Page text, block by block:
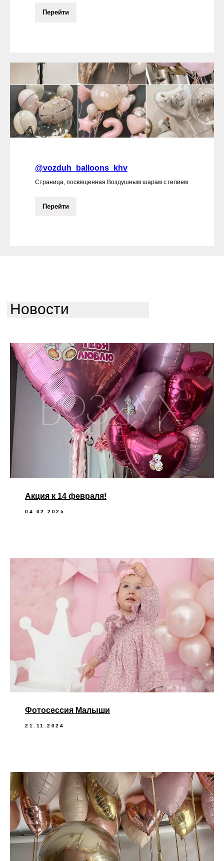
Перейти
@vozduh_balloons_khv
Страница, посвященная Воздушным шарам с гелием
Перейти
Новости
Акция к 14 февраля!
04.02.2025
Фотосессия Малыши
21.11.2024